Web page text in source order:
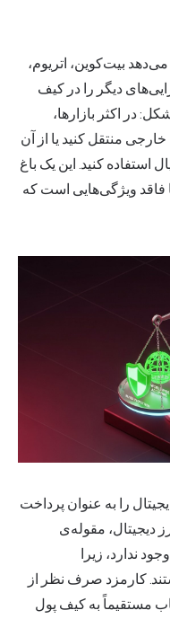
می‌دهد بیت‌کوین، اتریوم،
دیگر را در کیف
در اکثر بازارها،
منتقل کنید یا از آن
استفاده کنید. این یک باغ
ویژگی‌هایی است که
را به عنوان پرداخت
دیجیتال، مقوله‌ی
ندارد، زیرا
کارمزد صرف نظر از
مستقیماً به کیف پول